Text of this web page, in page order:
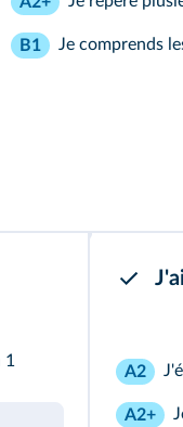
B1 Je comprends
1
A2
A2+